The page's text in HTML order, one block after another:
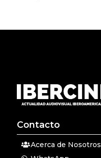
Contacto
Acerca de Nosotros